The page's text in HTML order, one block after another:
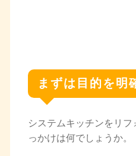
まずは目的を明
システムキッチンをリ
っかけは何でしょうか。